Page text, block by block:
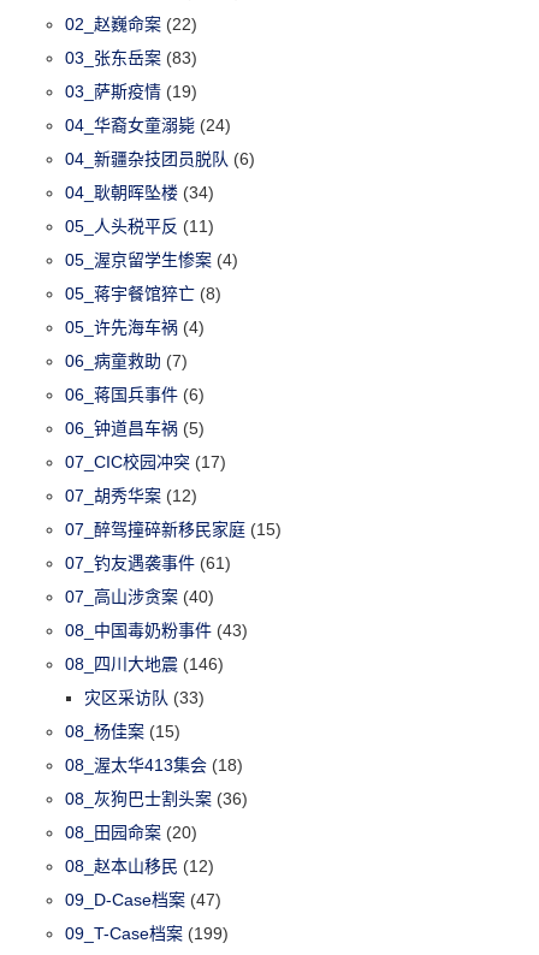
02_赵巍命案 (22)
03_张东岳案 (83)
03_萨斯疫情 (19)
04_华裔女童溺毙 (24)
04_新疆杂技团员脱队 (6)
04_耿朝晖坠楼 (34)
05_人头税平反 (11)
05_渥京留学生惨案 (4)
05_蒋宇餐馆猝亡 (8)
05_许先海车祸 (4)
06_病童救助 (7)
06_蒋国兵事件 (6)
06_钟道昌车祸 (5)
07_CIC校园冲突 (17)
07_胡秀华案 (12)
07_醉驾撞碎新移民家庭 (15)
07_钓友遇袭事件 (61)
07_高山涉贪案 (40)
08_中国毒奶粉事件 (43)
08_四川大地震 (146)
灾区采访队 (33)
08_杨佳案 (15)
08_渥太华413集会 (18)
08_灰狗巴士割头案 (36)
08_田园命案 (20)
08_赵本山移民 (12)
09_D-Case档案 (47)
09_T-Case档案 (199)